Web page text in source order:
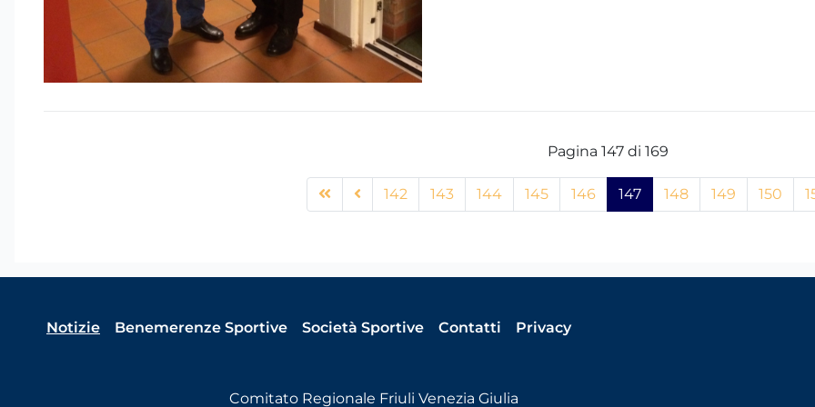
Pagina 147 di 169
142 143 144 145 146 147 148 149 150
Notizie Benemerenze Sportive Società Sportive Contatti Privacy
Comitato Regionale Friuli Venezia Giulia